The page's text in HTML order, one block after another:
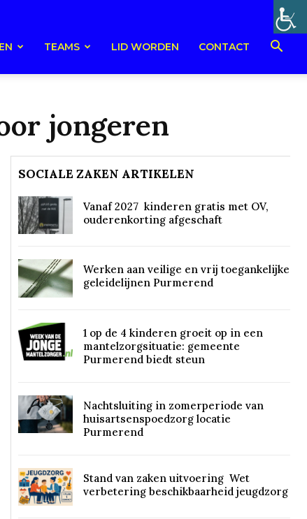
TEAMS LID WORDEN CONTACT
jongeren
SOCIALE ZAKEN ARTIKELEN
Vanaf 2027 kinderen gratis met OV,
ouderenkorting afgeschaft
Werken aan veilige en vrij toegankelijke
geleidelijnen Purmerend
1 op de 4 kinderen groeit op in een
mantelzorgsituatie: gemeente
Purmerend biedt steun
Nachtsluiting in zomerperiode van
huisartsenspoedzorg locatie
Purmerend
Stand van zaken uitvoering Wet
verbetering beschikbaarheid jeugdzorg